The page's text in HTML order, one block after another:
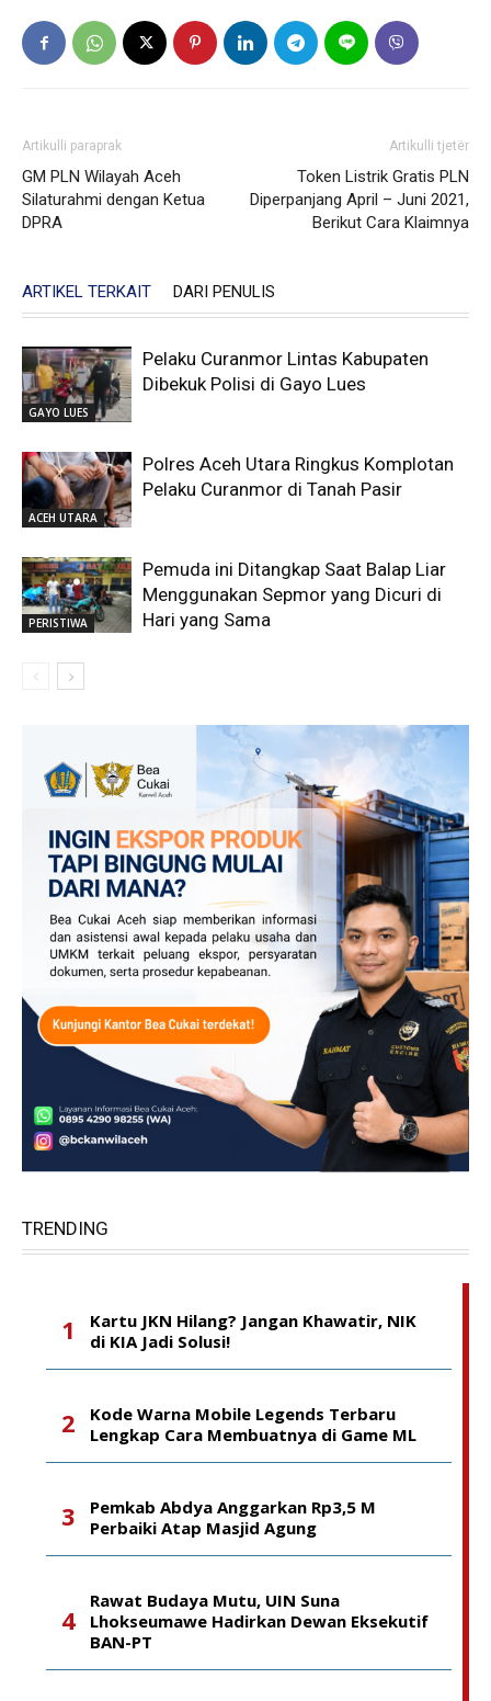
Artikulli paraprak
GM PLN Wilayah Aceh
Silaturahmi dengan Ketua
DPRA
Artikulli tjetër
Token Listrik Gratis PLN
Diperpanjang April – Juni 2021,
Berikut Cara Klaimnya
ARTIKEL TERKAIT DARI PENULIS
GAYO LUES
Pelaku Curanmor Lintas Kabupaten
Dibekuk Polisi di Gayo Lues
ACEH UTARA
Polres Aceh Utara Ringkus Komplotan
Pelaku Curanmor di Tanah Pasir
PERISTIWA
Pemuda ini Ditangkap Saat Balap Liar
Menggunakan Sepmor yang Dicuri di
Hari yang Sama
TRENDING
Kartu JKN Hilang? Jangan Khawatir, NIK
di KIA Jadi Solusi!
Kode Warna Mobile Legends Terbaru
Lengkap Cara Membuatnya di Game ML
Pemkab Abdya Anggarkan Rp3,5 M
Perbaiki Atap Masjid Agung
Rawat Budaya Mutu, UIN Suna
Lhokseumawe Hadirkan Dewan Eksekutif
BAN-PT